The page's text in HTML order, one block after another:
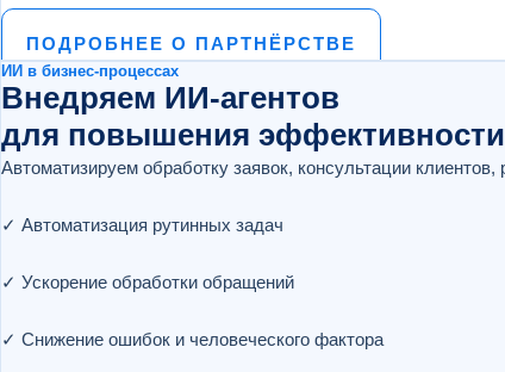
ПОДРОБНЕЕ О ПАРТНЁРСТВЕ
ИИ в бизнес-процессах
Внедряем ИИ‑агентов
для повышения эффективности
Автоматизируем обработку заявок, консультации
✓ Автоматизация рутинных задач
✓ Ускорение обработки обращений
✓ Снижение ошибок и человеческого фактора